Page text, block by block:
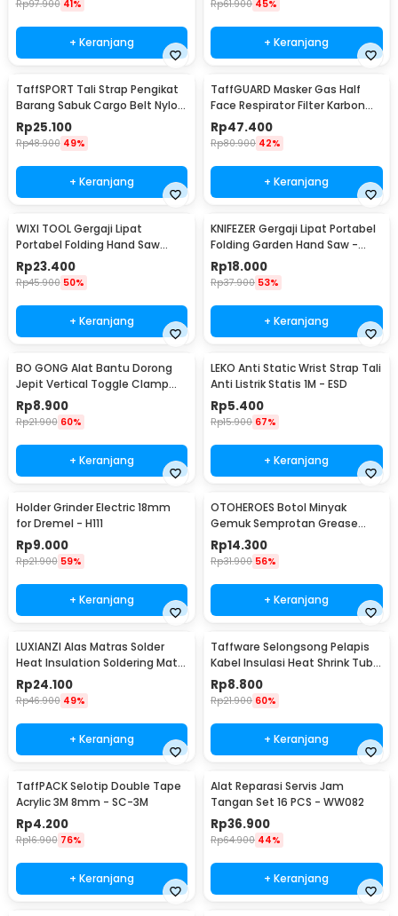
Rp97.900 41%
+ Keranjang
Rp61.900 45%
+ Keranjang
TaffSPORT Tali Strap Pengikat
Barang Sabuk Cargo Belt Nylon
5M - XR2
Rp25.100
Rp48.900 49%
+ Keranjang
TaffGUARD Masker Gas Half
Face Respirator Filter Karbon
Aktif KN95 - 6200
Rp47.400
Rp80.900 42%
+ Keranjang
WIXI TOOL Gergaji Lipat
Portabel Folding Hand Saw
39cm - JSZ-002
Rp23.400
Rp45.900 50%
+ Keranjang
KNIFEZER Gergaji Lipat Portabel
Folding Garden Hand Saw -
LA145
Rp18.000
Rp37.900 53%
+ Keranjang
BO GONG Alat Bantu Dorong
Jepit Vertical Toggle Clamp
Hold Down Handle - GH-13009
Rp8.900
Rp21.900 60%
+ Keranjang
LEKO Anti Static Wrist Strap Tali
Anti Listrik Statis 1M - ESD
Rp5.400
Rp15.900 67%
+ Keranjang
Holder Grinder Electric 18mm
for Dremel - H111
Rp9.000
Rp21.900 59%
+ Keranjang
OTOHEROES Botol Minyak
Gemuk Semprotan Grease
Gun 250ml - Q001
Rp14.300
Rp31.900 56%
+ Keranjang
LUXIANZI Alas Matras Solder
Heat Insulation Soldering Mat
340x230mm - S-120B
Rp24.100
Rp46.900 49%
+ Keranjang
Taffware Selongsong Pelapis
Kabel Insulasi Heat Shrink Tube
127 PCS - RSG-AHZ
Rp8.800
Rp21.900 60%
+ Keranjang
TaffPACK Selotip Double Tape
Acrylic 3M 8mm - SC-3M
Rp4.200
Rp16.900 76%
+ Keranjang
Alat Reparasi Servis Jam
Tangan Set 16 PCS - WW082
Rp36.900
Rp64.900 44%
+ Keranjang